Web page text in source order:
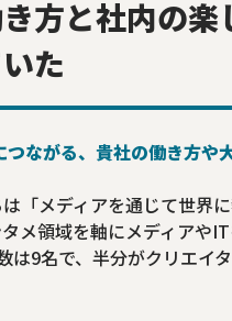
方と社内の
た
つながる、貴社の働き方
「メディアを通じて世界
メ領域を軸にメディアや
は9名で、半分がクリエイ